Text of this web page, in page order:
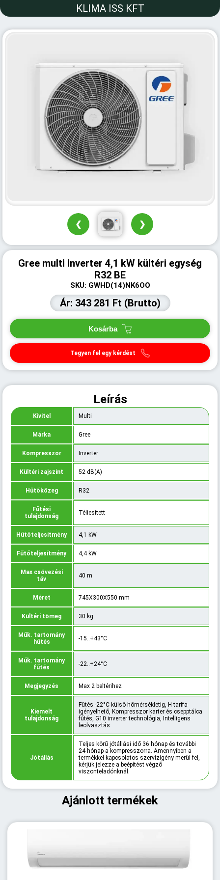
KLIMA ISS KFT
❮ ❯
Gree multi inverter 4,1 kW kültéri egység
R32 BE
SKU: GWHD(14)NK6OO
Ár: 343 281 Ft (Brutto)
Kosárba
Tegyen fel egy kérdést
Leírás
Kivitel Multi
Márka Gree
Kompresszor Inverter
Kültéri zajszint 52 dB(A)
Hűtőközeg R32
Fűtési
tulajdonság
Téliesített
Hűtőteljesítmény 4,1 kW
Fűtőteljesítmény 4,4 kW
Max csövezési
táv
40 m
Méret 745X300X550 mm
Kültéri tömeg 30 kg
Műk. tartomány
hűtés
-15..+43°C
Műk. tartomány
fűtés
-22..+24°C
Megjegyzés Max 2 beltérihez
Kiemelt
tulajdonság
Fűtés -22°C külső hőmérsékletig, H tarifa
igényelhető, Kompresszor karter és csepptálca
fűtés, G10 inverter technológia, Intelligens
leolvasztás
Jótállás
Teljes körű jótállási idő 36 hónap és további
24 hónap a kompresszorra. Amennyiben a
termékkel kapcsolatos szervizigény merül fel,
kérjük jelezze a beépítést végző
viszonteladónknál.
Ajánlott termékek